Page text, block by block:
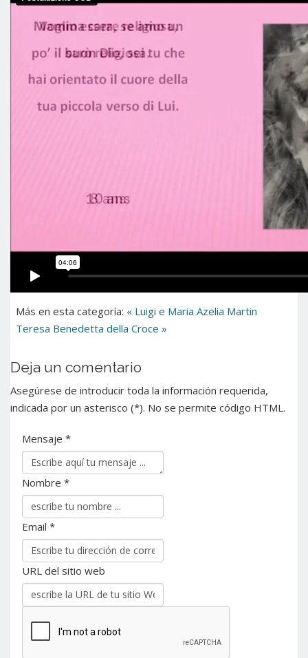
Más en esta categoría: « Luigi e Maria Azelia Martin
Teresa Benedetta della Croce »
Deja un comentario
Asegúrese de introducir toda la información requerida,
indicada por un asterisco (*). No se permite código HTML.
Mensaje *
Nombre *
Email *
URL del sitio web